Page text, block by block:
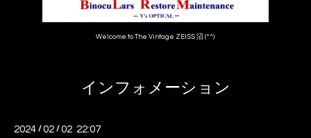
Welcome to The Vintage ZEISS 沼 (^^)
インフォメーション
2024 /02 /02 22:07